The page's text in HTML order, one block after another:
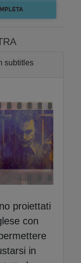
subtitles
proiettati
con
in